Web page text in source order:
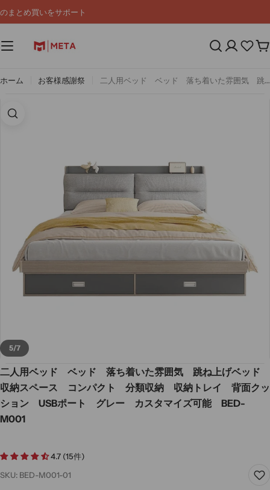
ン
ン
ツ
ス
｜03-4335-9335
カ
ト
ホーム お客様感謝祭 二人用ベッド ベッド 落ち着いた雰囲気 跳ね上げベッド 収納スペース コンパクト 分類収納 収納トレイ 背面クッション USBポート グレー カスタマイズ可能 BED-M001
画像4をモーダルで開く
5/7
二人用ベッド ベッド 落ち着いた雰囲気 跳ね上げベッド
収納スペース コンパクト 分類収納 収納トレイ 背面クッ
ション USBポート グレー カスタマイズ可能 BED-
M001
4.7 (15件)
SKU: BED-M001-01